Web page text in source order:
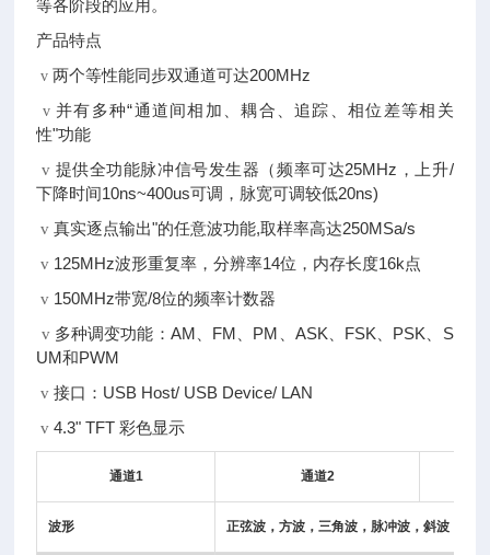
等各阶段的应用。
产品特点
v 两个等性能同步双通道可达200MHz
v并有多种“通道间相加、耦合、追踪、相位差等相关
性"功能
v 提供全功能脉冲信号发生器（频率可达25MHz，上升/
下降时间10ns~400us可调，脉宽可调较低20ns)
v真实逐点输出"的任意波功能,取样率高达250MSa/s
v 125MHz波形重复率，分辨率14位，内存长度16k点
v 150MHz带宽/8位的频率计数器
v 多种调变功能：AM、FM、PM、ASK、FSK、PSK、S
UM和PWM
v接口：USB Host/ USB Device/ LAN
v4.3" TFT 彩色显示
通道1 通道2
波形 正弦波，方波，三角波，脉冲波，斜波，